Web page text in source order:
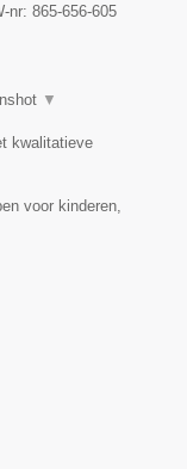
nr: 865-656-605
▼
kwalitatieve
voor kinderen,